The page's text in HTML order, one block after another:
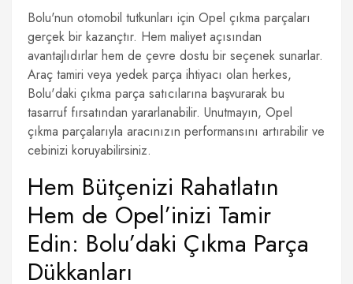
Bolu'nun otomobil tutkunları için Opel çıkma parçaları
gerçek bir kazançtır. Hem maliyet açısından
avantajlıdırlar hem de çevre dostu bir seçenek sunarlar.
Araç tamiri veya yedek parça ihtiyacı olan herkes,
Bolu'daki çıkma parça satıcılarına başvurarak bu
tasarruf fırsatından yararlanabilir. Unutmayın, Opel
çıkma parçalarıyla aracınızın performansını artırabilir ve
cebinizi koruyabilirsiniz.
Hem Bütçenizi Rahatlatın
Hem de Opel’inizi Tamir
Edin: Bolu’daki Çıkma Parça
Dükkanları